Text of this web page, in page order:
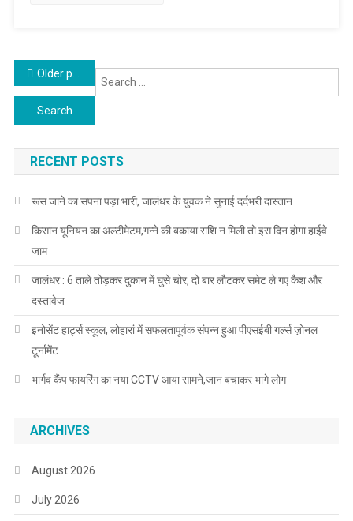
Posts navigation
Older posts
RECENT POSTS
रूस जाने का सपना पड़ा भारी, जालंधर के युवक ने सुनाई दर्दभरी दास्तान
किसान यूनियन का अल्टीमेटम,गन्ने की बकाया राशि न मिली तो इस दिन होगा हाईवे
जाम
जालंधर : 6 ताले तोड़कर दुकान में घुसे चोर, दो बार लौटकर समेट ले गए कैश और
दस्तावेज
इनोसेंट हार्ट्स स्कूल, लोहारां में सफलतापूर्वक संपन्न हुआ पीएसईबी गर्ल्स ज़ोनल
टूर्नामेंट
भार्गव कैंप फायरिंग का नया CCTV आया सामने,जान बचाकर भागे लोग
ARCHIVES
August 2026
July 2026